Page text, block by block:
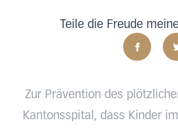
Teile die Freude
Zur Prävention des
Kantonsspital, dass Kinder